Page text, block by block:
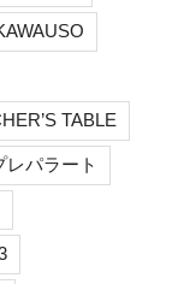
TABLE
レパラート